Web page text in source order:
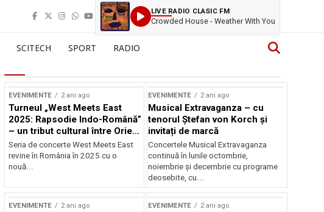
LIVE RADIO CLASIC FM
Crowded House - Weather With You
SCITECH SPORT RADIO
EVENIMENTE 2 ani ago
Turneul „West Meets East
2025: Rapsodie Indo-Română”
– un tribut cultural între Orient
și Occident
Seria de concerte West Meets East
revine în România în 2025 cu o
nouă...
EVENIMENTE 2 ani ago
Musical Extravaganza – cu
tenorul Ștefan von Korch și
invitați de marcă
Concertele Musical Extravaganza
continuă în lunile octombrie,
noiembrie şi decembrie cu programe
deosebite, cu...
EVENIMENTE 2 ani ago EVENIMENTE 2 ani ago